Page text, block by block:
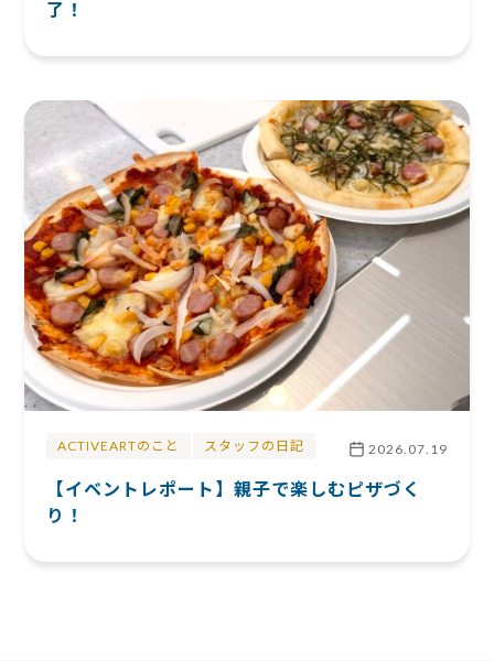
了！
ACTIVEARTのこと スタッフの日記 2026.07.19
【イベントレポート】親子で楽しむピザづく
り！